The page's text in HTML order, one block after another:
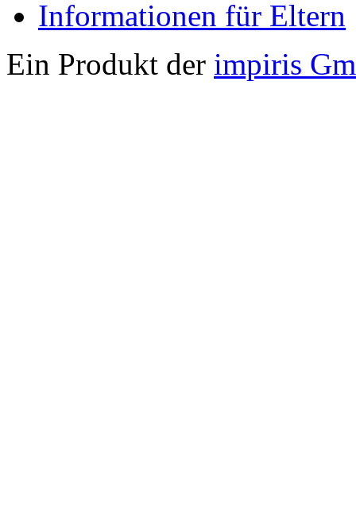
Informationen für Eltern
Ein Produkt der impiris